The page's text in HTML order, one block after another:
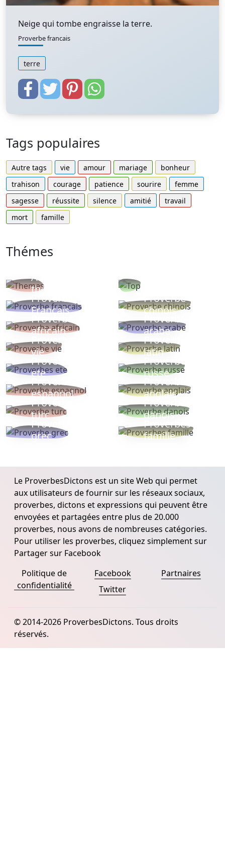
Neige qui tombe engraisse la terre.
Proverbe francais
terre
Tags populaires
Autre tags vie amour mariage
bonheur
trahison
courage patience sourire
femme
sagesse
réussite silence amitié
travail
mort
famille
Thémes
Autres
thèmes
Proverbe
Français
Proverbe
chinois
Proverbe
africain
Proverbe
arabe
Proverbe
vie
Proverbe
latin
Proverbes
ete
Proverbe
russe
Proverbe
espagnol
Proverbe
anglais
Proverbe
turc
Proverbe
danois
Proverbe
grec
Proverbes
famille
Le ProverbesDictons est un site Web qui permet
aux utilisateurs de fournir sur les réseaux sociaux,
proverbes, dictons et expressions qui peuvent être
envoyées et partagées entre plus de 20.000
proverbes, nous avons de nombreuses catégories.
Pour utiliser les proverbes, cliquez simplement sur
Partager sur Facebook
Politique de
confidentialité
Facebook
Twitter
Partnaires
© 2014-2026 ProverbesDictons. Tous droits
réservés.